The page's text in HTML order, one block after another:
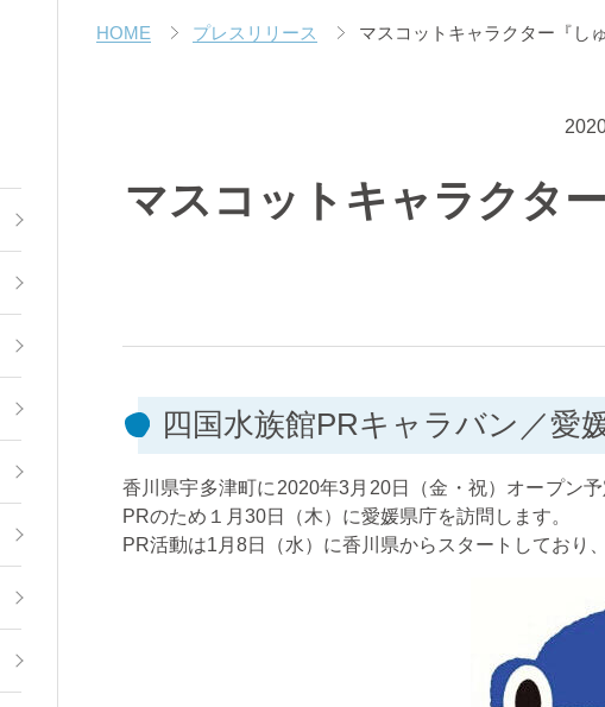
HOME プレスリリース マスコットキャラクター『し
マスコットキャラクタ
四国水族館PRキャラバン／愛
香川県宇多津町に2020年3月20日（金・祝）オープン
PRのため１月30日（木）に愛媛県庁を訪問します。
PR活動は1月8日（水）に香川県からスタートしており